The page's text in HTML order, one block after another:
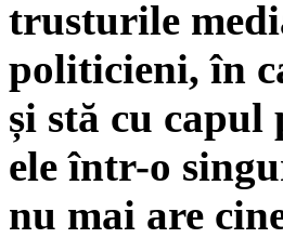
trusturile
politicieni, în
și stă cu
ele într-o
nu mai are